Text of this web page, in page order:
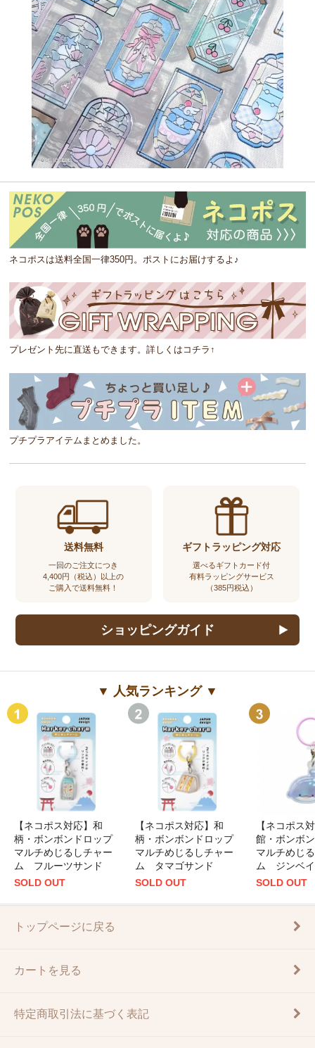
ネコポスは送料全国一律350円。ポストにお届けするよ♪
プレゼント先に直送もできます。詳しくはコチラ↑
プチプラアイテムまとめました。
送料無料
一回のご注文につき
4,400円（税込）以上の
ご購入で送料無料！
ギフトラッピング対応
選べるギフトカード付
有料ラッピングサービス
（385円税込）
ショッピングガイド
▼ 人気ランキング ▼
【ネコポス対応】和
柄・ボンボンドロップ
マルチめじるしチャー
ム フルーツサンド
SOLD OUT
【ネコポス対応】和
柄・ボンボンドロップ
マルチめじるしチャー
ム タマゴサンド
SOLD OUT
【ネコポス
館・ボンボ
マルチめじ
ム ジンベ
SOLD OUT
トップページに戻る
カートを見る
特定商取引法に基づく表記